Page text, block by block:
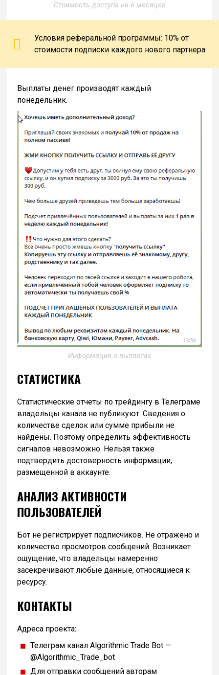
Стоимость доступа на 6 месяцев
Условия реферальной программы: 10% от
стоимости подписки каждого нового партнера.
Выплаты денег производят каждый
понедельник.
Информация о выплатах
СТАТИСТИКА
Статистические отчеты по трейдингу в Телеграме
владельцы канала не публикуют. Сведения о
количестве сделок или сумме прибыли не
найдены. Поэтому определить эффективность
сигналов невозможно. Нельзя также
подтвердить достоверность информации,
размещенной в аккаунте.
АНАЛИЗ АКТИВНОСТИ
ПОЛЬЗОВАТЕЛЕЙ
Бот не регистрирует подписчиков. Не отражено и
количество просмотров сообщений. Возникает
ощущение, что владельцы намеренно
засекречивают любые данные, относящиеся к
ресурсу.
КОНТАКТЫ
Адреса проекта:
Телеграм канал Algorithmic Trade Bot —
@Algorithmic_Trade_bot
Для отправки сообщений авторам